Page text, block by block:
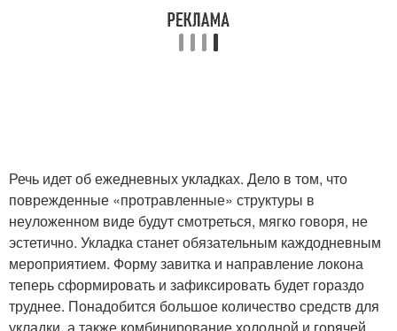
Речь идет об ежедневных укладках. Дело в том, что
поврежденные «протравленные» структуры в
неуложенном виде будут смотреться, мягко говоря, не
эстетично. Укладка станет обязательным каждодневным
мероприятием. Форму завитка и направление локона
теперь сформировать и зафиксировать будет гораздо
труднее. Понадобится большое количество средств для